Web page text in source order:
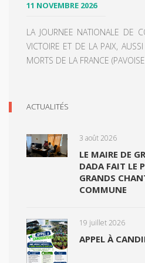
11 NOVEMBRE 2026
LA JOURNEE NATIONALE DE
VICTOIRE ET DE LA PAIX,
MORTS DE LA FRANCE
ACTUALITÉS
3 août 2026
LE MAIRE DE
DADA FAIT LE
GRANDS
COMMUNE
19 juillet 2026
APPEL À